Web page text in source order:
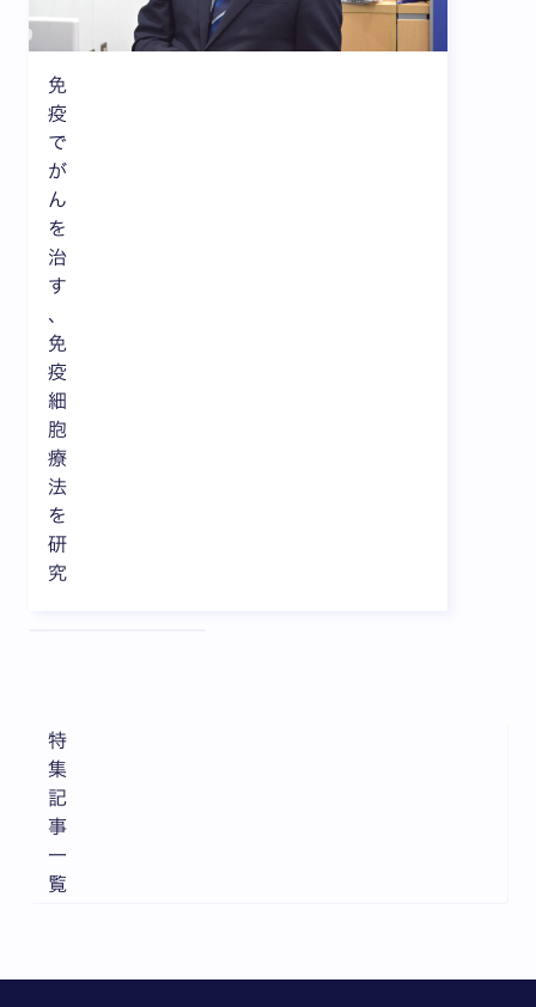
免
疫
で
が
ん
を
治
す
、
免
疫
細
胞
療
法
を
研
究
特
集
記
事
一
覧